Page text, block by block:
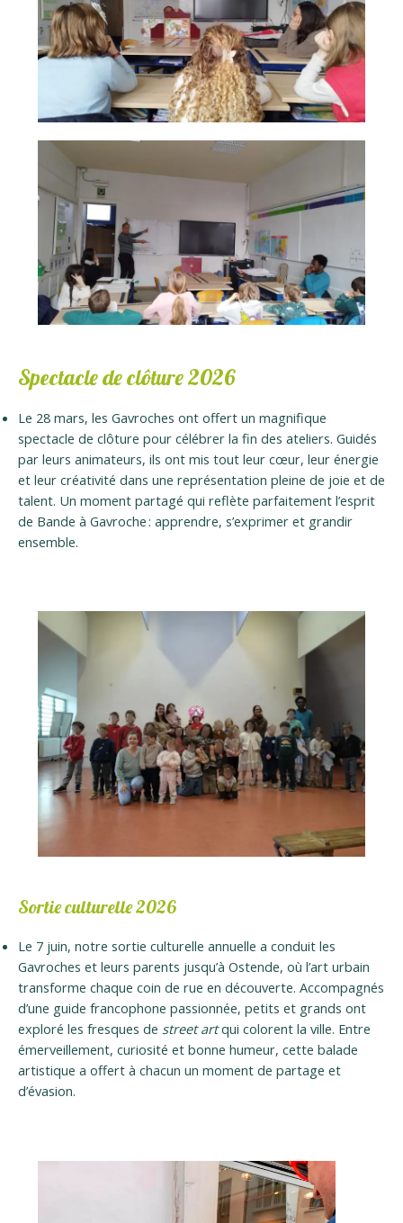
Spectacle de clôture 2026
Le 28 mars, les Gavroches ont offert un magnifique
spectacle de clôture pour célébrer la fin des ateliers. Guidés
par leurs animateurs, ils ont mis tout leur cœur, leur énergie
et leur créativité dans une représentation pleine de joie et de
talent. Un moment partagé qui reflète parfaitement l’esprit
de Bande à Gavroche : apprendre, s’exprimer et grandir
ensemble.
Sortie culturelle 2026
Le 7 juin, notre sortie culturelle annuelle a conduit les
Gavroches et leurs parents jusqu’à Ostende, où l’art urbain
transforme chaque coin de rue en découverte. Accompagnés
d’une guide francophone passionnée, petits et grands ont
exploré les fresques de street artqui colorent la ville. Entre
émerveillement, curiosité et bonne humeur, cette balade
artistique a offert à chacun un moment de partage et
d’évasion.